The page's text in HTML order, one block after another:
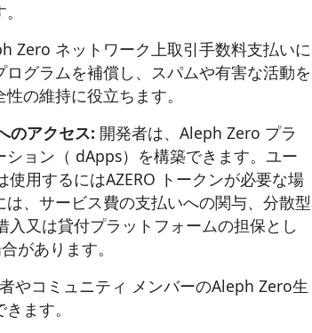
Zero ネットワーク上取引手数料支払いに
グラムを補償し、スパムや有害な活動を
の維持に役立ちます。
のアクセス: 開発者は、Aleph Zero プラ
ョン（ dApps）を構築できます。ユー
用するにはAZERO トークンが必要な場
、サービス費の支払いへの関与、分散型
入又は貸付プラットフォームの担保とし
があります。
やコミュニティ メンバーのAleph Zero生
ます。